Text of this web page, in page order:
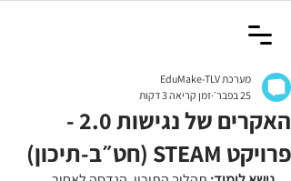
האקרים של נגישות 2.0 -
פרויקט STEAM (חט״ב-תיכון)
מערכת EduMake-TLV
25 בפבר׳
זמן קריאה 3 דקות